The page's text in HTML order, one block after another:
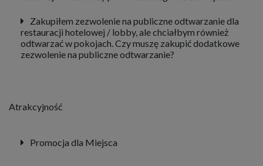
Zakupiłem zezwolenie na publiczne odtwarzanie dla
restauracji hotelowej / lobby, ale chciałbym również
odtwarzać w pokojach. Czy muszę zakupić dodatkowe
zezwolenie na publiczne odtwarzanie?
Atrakcyjność
Promocja dla Miejsca